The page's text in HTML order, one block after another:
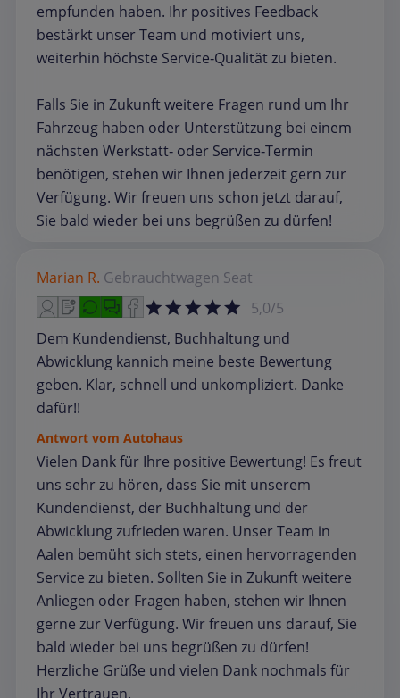
empfunden haben. Ihr positives Feedback
bestärkt unser Team und motiviert uns,
weiterhin höchste Service‑Qualität zu bieten.
Falls Sie in Zukunft weitere Fragen rund um Ihr
Fahrzeug haben oder Unterstützung bei einem
nächsten Werkstatt‑ oder Service‑Termin
benötigen, stehen wir Ihnen jederzeit gern zur
Verfügung. Wir freuen uns schon jetzt darauf,
Sie bald wieder bei uns begrüßen zu dürfen!
Marian R. Gebrauchtwagen Seat
5,0/5
Dem Kundendienst, Buchhaltung und
Abwicklung kannich meine beste Bewertung
geben. Klar, schnell und unkompliziert. Danke
dafür!!
Antwort vom Autohaus
Vielen Dank für Ihre positive Bewertung! Es freut
uns sehr zu hören, dass Sie mit unserem
Kundendienst, der Buchhaltung und der
Abwicklung zufrieden waren. Unser Team in
Aalen bemüht sich stets, einen hervorragenden
Service zu bieten. Sollten Sie in Zukunft weitere
Anliegen oder Fragen haben, stehen wir Ihnen
gerne zur Verfügung. Wir freuen uns darauf, Sie
bald wieder bei uns begrüßen zu dürfen!
Herzliche Grüße und vielen Dank nochmals für
Ihr Vertrauen.